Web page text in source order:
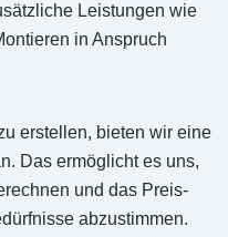
Leistungen wie
in Anspruch
erstellen, bieten wir eine
Das ermöglicht es uns,
und das Preis-
abzustimmen.